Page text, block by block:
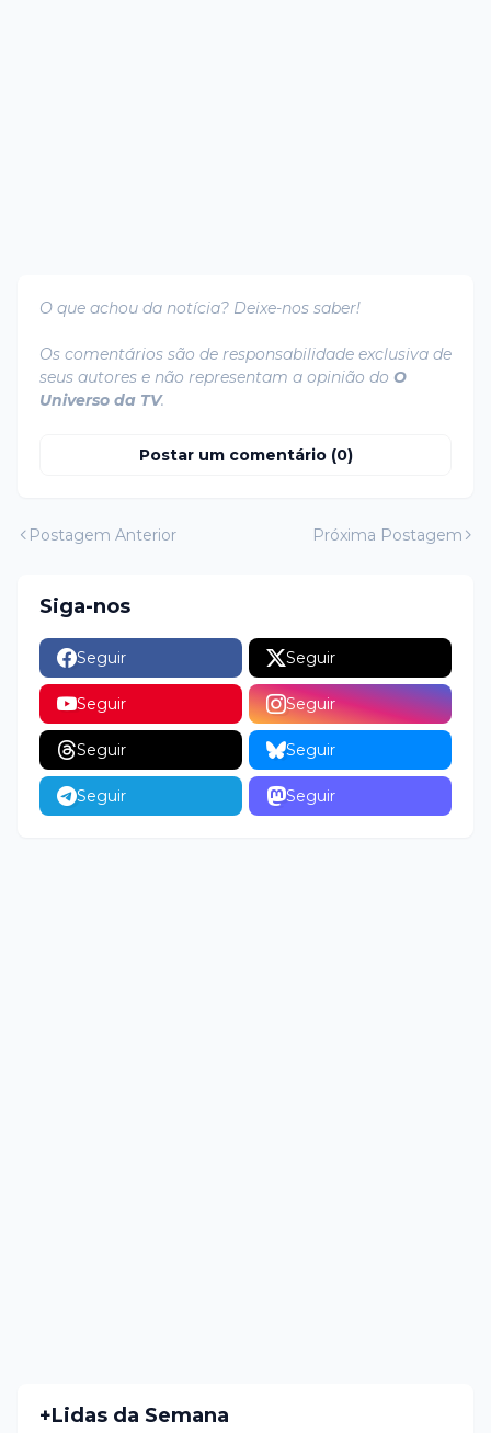
O que achou da notícia? Deixe-nos saber!
Os comentários são de responsabilidade exclusiva de
seus autores e não representam a opinião do O
Universo da TV.
Postar um comentário (0)
Postagem Anterior Próxima Postagem
Siga-nos
Seguir Seguir
Seguir Seguir
Seguir Seguir
Seguir Seguir
+Lidas da Semana